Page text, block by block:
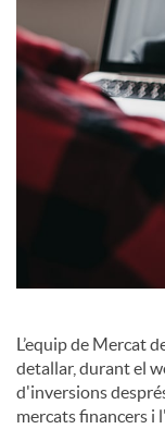
c
i
a
L’equip de Mercat
detallar, durant el
d'inversions
mercats financers i